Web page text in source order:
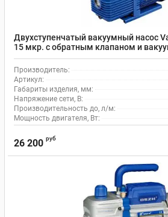
Двухступенчатый вакуумный насос
15 мкр. c обратным клапаном и
Производитель:
Артикул:
Габариты изделия, мм:
Напряжение сети, В:
Производительность до, л/м:
Мощность двигателя, Вт:
26 200 руб